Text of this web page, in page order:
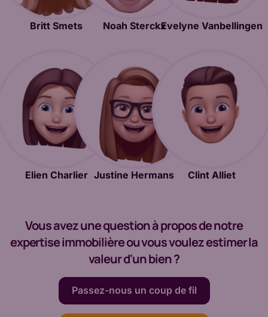
Evelyne Vanbellingen
Noah Sterckx
Britt Smets
Clint Alliet
Justine Hermans
Elien Charlier
Vous avez une question à propos de notre
expertise immobilière ou vous voulez estimer la
valeur d'un bien ?
Passez-nous un coup de fil